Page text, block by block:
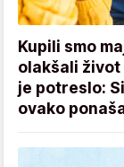
Kupili smo
olakšali život
je potreslo:
ovako